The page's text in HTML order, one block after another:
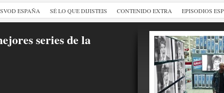
ESPAÑA SÉ LO QUE DIJISTEIS CONTENIDO EXTRA EPISODIOS
series de la